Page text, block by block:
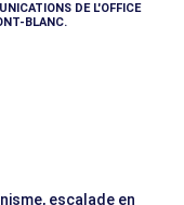
DE L'OFFICE
BLANC.
escalade en